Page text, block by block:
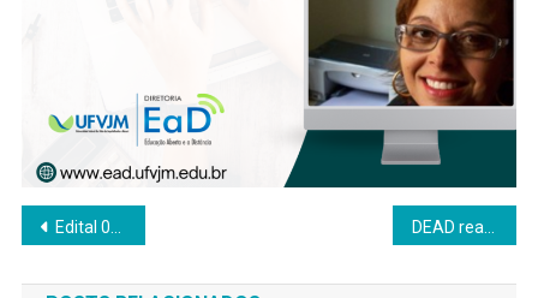
Navegação
de
Edital 08/DEAD/2023 – Seleção de candidatos às vagas ofertadas para o curso de Pós-Graduação Lato Sensu em Educação em Direitos Humanos (EDH)